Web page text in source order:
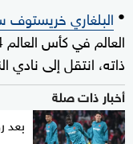
• البلغاري
ذاته، انتقل إلى نادي
أخبار ذات صلة
بعد